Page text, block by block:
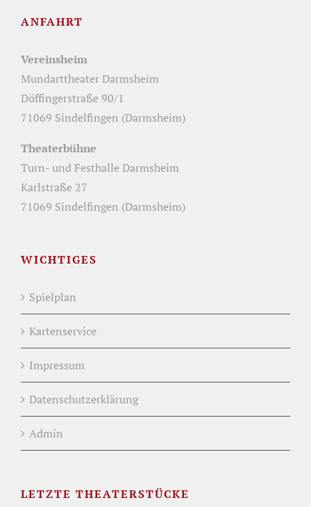
ANFAHRT
Vereinsheim
Mundarttheater Darmsheim
Döffingerstraße 90/1
71069 Sindelfingen (Darmsheim)
Theaterbühne
Turn- und Festhalle Darmsheim
Karlstraße 27
71069 Sindelfingen (Darmsheim)
WICHTIGES
Spielplan
Kartenservice
Impressum
Datenschutzerklärung
Admin
LETZTE THEATERSTÜCKE